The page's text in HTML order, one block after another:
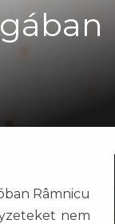
Râmnicu
nem